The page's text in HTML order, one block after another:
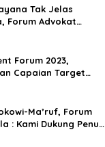
Tak Jelas
Forum Advokat
: Ayo Segera
Forum 2023,
Capaian Target
Ma’ruf, Forum
: Kami Dukung Penuh
2019-2024